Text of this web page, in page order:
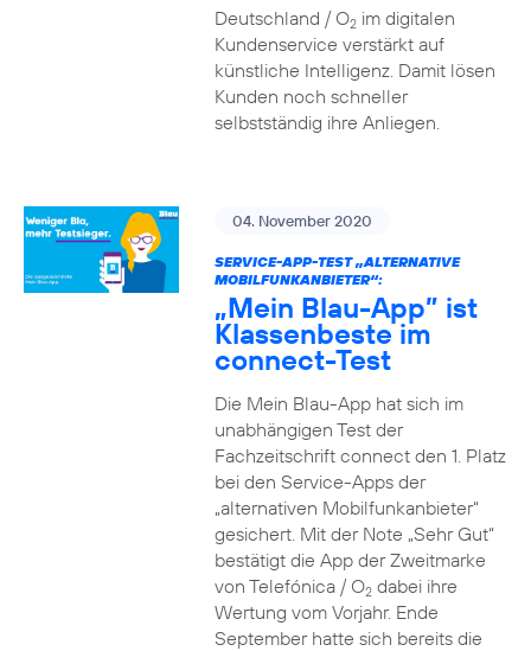
Deutschland / O2im digitalen
Kundenservice verstärkt auf
künstliche Intelligenz. Damit lösen
Kunden noch schneller
selbstständig ihre Anliegen.
04. November 2020
SERVICE-APP-TEST „ALTERNATIVE
MOBILFUNKANBIETER“:
„Mein Blau-App” ist
Klassenbeste im
connect-Test
Die Mein Blau-App hat sich im
unabhängigen Test der
Fachzeitschrift connect den 1. Platz
bei den Service-Apps der
„alternativen Mobilfunkanbieter“
gesichert. Mit der Note „Sehr Gut“
bestätigt die App der Zweitmarke
von Telefónica / O2dabei ihre
Wertung vom Vorjahr. Ende
September hatte sich bereits die